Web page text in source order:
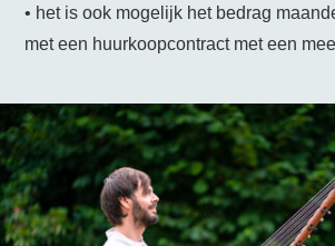
• het is ook mogelijk het bedrag
met een huurkoopcontract met een